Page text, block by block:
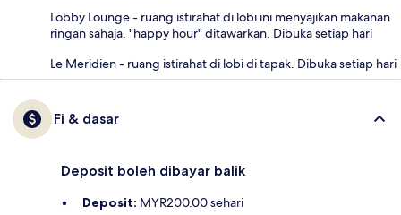
Lobby Lounge - ruang istirahat di lobi ini menyajikan makanan
ringan sahaja. "happy hour" ditawarkan. Dibuka setiap hari
Le Meridien - ruang istirahat di lobi di tapak. Dibuka setiap hari
Fi & dasar
Deposit boleh dibayar balik
Deposit: MYR200.00 sehari